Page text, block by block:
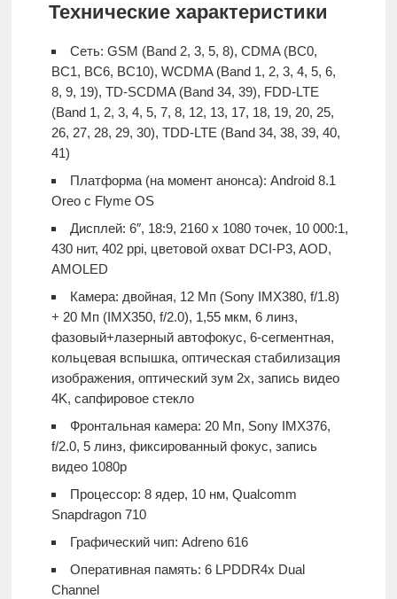
Технические характеристики
Сеть: GSM (Band 2, 3, 5, 8), CDMA (BC0,
BC1, BC6, BC10), WCDMA (Band 1, 2, 3, 4, 5, 6,
8, 9, 19), TD-SCDMA (Band 34, 39), FDD-LTE
(Band 1, 2, 3, 4, 5, 7, 8, 12, 13, 17, 18, 19, 20, 25,
26, 27, 28, 29, 30), TDD-LTE (Band 34, 38, 39, 40,
41)
Платформа (на момент анонса): Android 8.1
Oreo с Flyme OS
Дисплей: 6″, 18:9, 2160 х 1080 точек, 10 000:1,
430 нит, 402 ppi, цветовой охват DCI-P3, AOD,
AMOLED
Камера: двойная, 12 Мп (Sony IMX380, f/1.8)
+ 20 Мп (IMX350, f/2.0), 1,55 мкм, 6 линз,
фазовый+лазерный автофокус, 6-сегментная,
кольцевая вспышка, оптическая стабилизация
изображения, оптический зум 2х, запись видео
4K, сапфировое стекло
Фронтальная камера: 20 Мп, Sony IMX376,
f/2.0, 5 линз, фиксированный фокус, запись
видео 1080р
Процессор: 8 ядер, 10 нм, Qualcomm
Snapdragon 710
Графический чип: Adreno 616
Оперативная память: 6 LPDDR4x Dual
Channel